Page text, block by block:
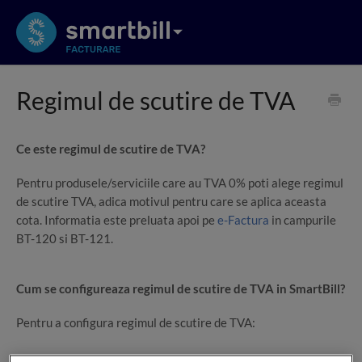
Regimul de scutire de TVA
Ce este regimul de scutire de TVA?
Pentru produsele/serviciile care au TVA 0% poti alege regimul
de scutire TVA, adica motivul pentru care se aplica aceasta
cota. Informatia este preluata apoi pe e-Factura in campurile
BT-120 si BT-121.
Cum se configureaza regimul de scutire de TVA in SmartBill?
Pentru a configura regimul de scutire de TVA:
acceseaza paginaConfigurare > Cote TVA